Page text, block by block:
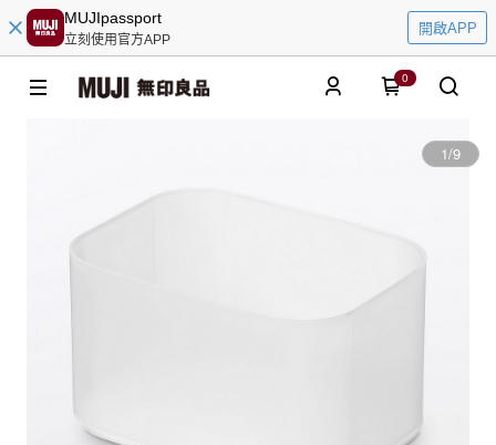
MUJIpassport
立刻使用官方APP
開啟APP
0
1/9